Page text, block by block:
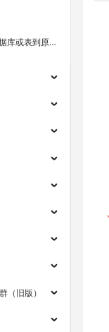
恢复RDS实例的某些数据库或表到原实例
（旧版）